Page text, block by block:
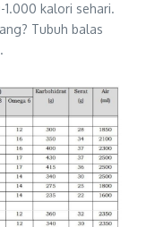
kalori sehari.
Tubuh balas